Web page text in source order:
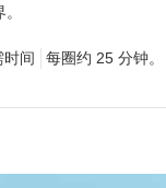
时间 每圈约 25 分钟。